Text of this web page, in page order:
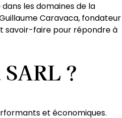
les domaines de la
Caravaca, fondateur
savoir-faire pour répondre à
?
et économiques.